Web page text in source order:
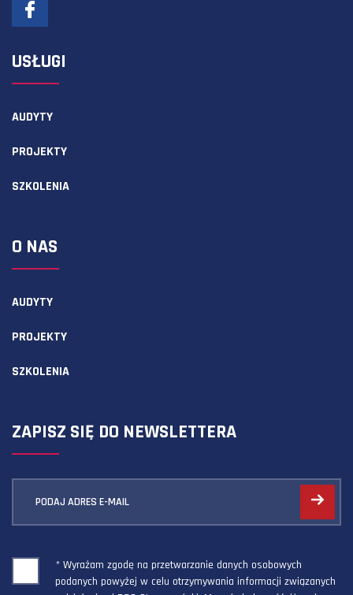
USŁUGI
AUDYTY
PROJEKTY
SZKOLENIA
O NAS
AUDYTY
PROJEKTY
SZKOLENIA
ZAPISZ SIĘ DO NEWSLETTERA
PODAJ ADRES E-MAIL
* Wyrażam zgodę na przetwarzanie danych osobowych
podanych powyżej w celu otrzymywania informacji związanych